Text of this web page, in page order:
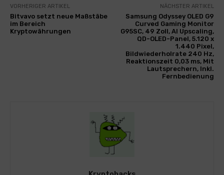
VORHERIGER ARTIKEL
Bitvavo setzt neue Maßstäbe
im Bereich
Kryptowährungen
NÄCHSTER ARTIKEL
Samsung Odyssey OLED G9
Curved Gaming Monitor
G95SC, 49 Zoll, AI Upscaling,
QD-OLED-Panel, 5.120 x
1.440 Pixel,
Bildwiederholrate 240 Hz,
Reaktionszeit 0,03 ms, Mit
Lautsprechern, Inkl.
Fernbedienung